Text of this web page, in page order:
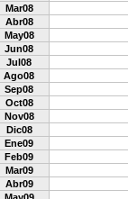
Mar08
Abr08
May08
Jun08
Jul08
Ago08
Sep08
Oct08
Nov08
Dic08
Ene09
Feb09
Mar09
Abr09